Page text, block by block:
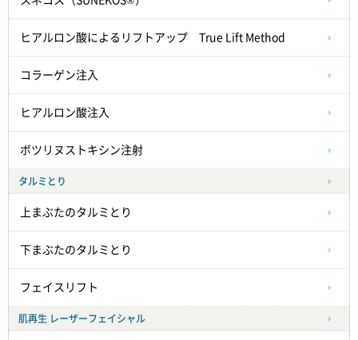
ヒアルロン酸によるリフトアップ True Lift Method
コラーゲン注入
ヒアルロン酸注入
ボツリヌストキシン注射
タルミとり
上まぶたのタルミとり
下まぶたのタルミとり
フェイスリフト
肌再生 レーザーフェイシャル